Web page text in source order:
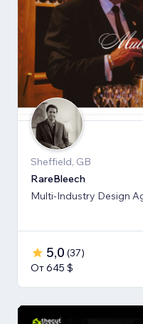
Sheffield, GB
RareBleech
Multi-Industry Design
5,0 (37)
От 645 $